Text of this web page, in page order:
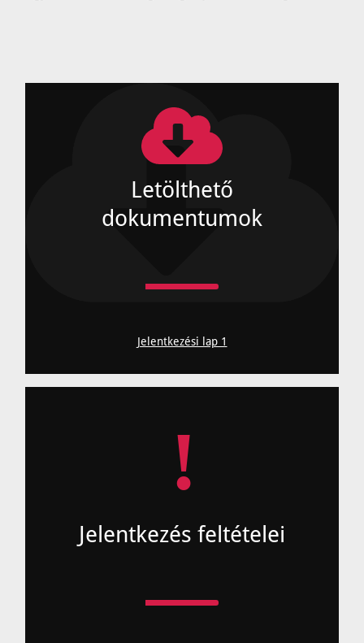
Letölthető
dokumentumok
Jelentkezési lap 1
!
Jelentkezés feltételei